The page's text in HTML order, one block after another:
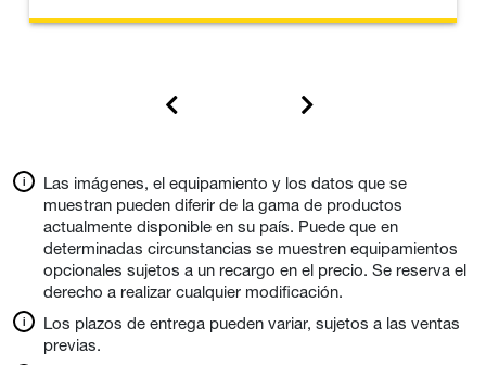
Las imágenes, el equipamiento y los datos que se
muestran pueden diferir de la gama de productos
actualmente disponible en su país. Puede que en
determinadas circunstancias se muestren equipamientos
opcionales sujetos a un recargo en el precio. Se reserva el
derecho a realizar cualquier modificación.
Los plazos de entrega pueden variar, sujetos a las ventas
previas.